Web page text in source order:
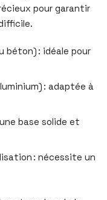
pour garantir
béton) : idéale pour
: adaptée à
base solide et
: nécessite un